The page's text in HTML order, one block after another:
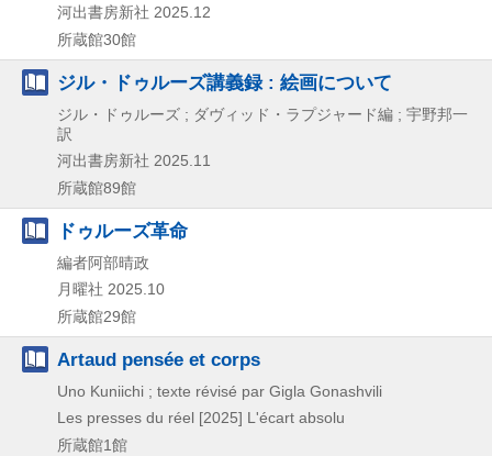
河出書房新社 2025.12
所蔵館30館
ジル・ドゥルーズ講義録 : 絵画について
ジル・ドゥルーズ ; ダヴィッド・ラプジャード編 ; 宇野邦一
訳
河出書房新社 2025.11
所蔵館89館
ドゥルーズ革命
編者阿部晴政
月曜社 2025.10
所蔵館29館
Artaud pensée et corps
Uno Kuniichi ; texte révisé par Gigla Gonashvili
Les presses du réel [2025] L'écart absolu
所蔵館1館